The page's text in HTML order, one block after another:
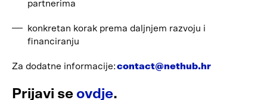
partnerima
konkretan korak prema daljnjem razvoju i
financiranju
Za dodatne informacije:contact@nethub.hr
Prijavi se ovdje.